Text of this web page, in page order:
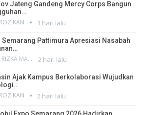
Jateng Gandeng Mercy Corps Bangun
1 hari lalu
Semarang Pattimura Apresiasi Nasabah
NANDA RIZKA MAHENDRA 2 hari lalu
Ajak Kampus Berkolaborasi Wujudkan
2 hari lalu